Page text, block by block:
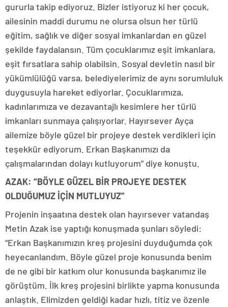
gururla takip ediyoruz. Bizler istiyoruz ki her çocuk,
ailesinin maddi durumu ne olursa olsun her türlü
eğitim, sağlık ve diğer sosyal imkanlardan en güzel
şekilde faydalansın. Tüm çocuklarımız eşit imkanlara,
eşit fırsatlara sahip olabilsin. Sosyal devletin nasıl bir
yükümlülüğü varsa, belediyelerimiz de aynı sorumluluk
duygusuyla hareket ediyorlar. Çocuklarımıza,
kadınlarımıza ve dezavantajlı kesimlere her türlü
imkanları sunmaya çalışıyorlar. Hayırsever Ayça
ailemize böyle güzel bir projeye destek verdikleri için
teşekkür ediyorum. Erkan Başkanımızı da
çalışmalarından dolayı kutluyorum” diye konuştu.
AZAK: “BÖYLE GÜZEL BİR PROJEYE DESTEK
OLDUĞUMUZ İÇİN MUTLUYUZ”
Projenin inşaatına destek olan hayırsever vatandaş
Metin Azak ise yaptığı konuşmada şunları söyledi:
“Erkan Başkanımızın kreş projesini duyduğumda çok
heyecanlandım. Böyle güzel proje konusunda benim
de ne gibi bir katkım olur konusunda başkanımız ile
görüştüm. İlk kreş projesini birlikte yapma konusunda
anlaştık. Elimizden geldiği kadar hızlı, titiz ve özenle